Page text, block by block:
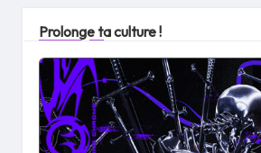
Prolonge ta culture !